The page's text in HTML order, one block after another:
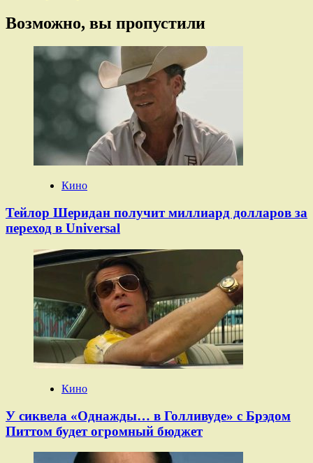
Возможно, вы пропустили
Кино
Тейлор Шеридан получит миллиард долларов за
переход в Universal
Кино
У сиквела «Однажды… в Голливуде» с Брэдом
Питтом будет огромный бюджет